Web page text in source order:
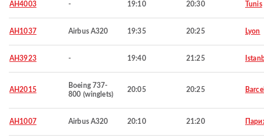
AH4003 - 19:10 20:30 Tunis
AH1037 Airbus A320 19:35 20:25 Lyon
AH3923 - 19:40 21:25
AH2015
Boeing 737-
800 (winglets)
20:05 20:25
AH1007 Airbus A320 20:10 21:20